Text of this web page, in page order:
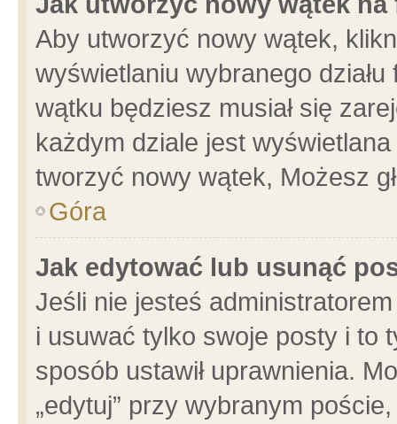
Aby utworzyć nowy wątek,
wyświetlaniu wybranego
wątku będziesz musiał się
każdym dziale jest
tworzyć nowy wątek, Możesz
Góra
Jak edytować lub usunąć
Jeśli nie jesteś
i usuwać tylko swoje posty i to
sposób ustawił uprawnienia.
„edytuj” przy wybranym